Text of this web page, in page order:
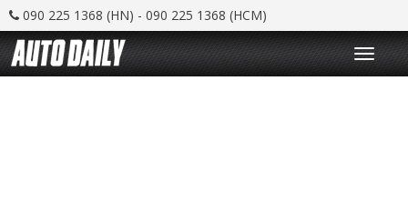
090 225 1368 (HN) - 090 225 1368 (HCM)
T
o
g